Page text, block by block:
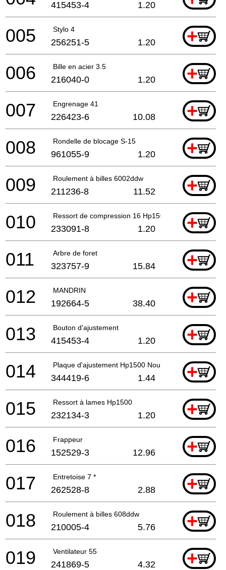
415453-4 1.20
Stylo 4 +
005 256251-5 1.20
Bille en acier 3.5 +
006 216040-0 1.20
Engrenage 41 +
007 226423-6 10.08
Rondelle de blocage S-15 +
008 961055-9 1.20
Roulement à billes 6002ddw +
009 211236-8 11.52
Ressort de compression 16 Hp1500 * +
010 233091-8 1.20
Arbre de foret +
011 323757-9 15.84
MANDRIN +
012 192664-5 38.40
Bouton d'ajustement +
013 415453-4 1.20
Plaque d'ajustement Hp1500 Nouveau A +
014 344419-6 1.44
Ressort à lames Hp1500 +
015 232134-3 1.20
Frappeur +
016 152529-3 12.96
Entretoise 7 * +
017 262528-8 2.88
Roulement à billes 608ddw +
018 210005-4 5.76
Ventilateur 55 +
019 241869-5 4.32